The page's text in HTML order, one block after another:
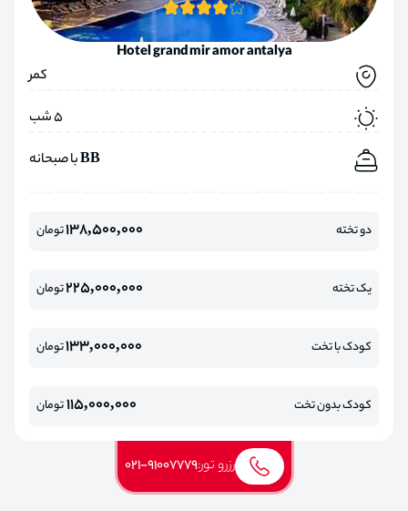
Hotel grand mir amor antalya
کمر
5 شب
BB با صبحانه
دو تخته 138,500,000تومان
یک تخته 225,000,000تومان
کودک با تخت 133,000,000تومان
کودک بدون تخت 115,000,000تومان
رزرو تور:021-91007779